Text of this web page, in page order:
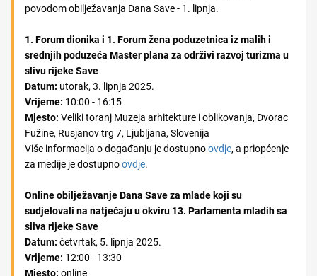
povodom obilježavanja Dana Save - 1. lipnja.
1. Forum dionika i 1. Forum žena poduzetnica iz malih i
srednjih poduzeća Master plana za održivi razvoj turizma u
slivu rijeke Save
Datum: utorak, 3. lipnja 2025.
Vrijeme: 10:00 - 16:15
Mjesto: Veliki toranj Muzeja arhitekture i oblikovanja, Dvorac
Fužine, Rusjanov trg 7, Ljubljana, Slovenija
Više informacija o događanju je dostupnoovdje, a priopćenje
za medije je dostupnoovdje.
Online obilježavanje Dana Save za mlade koji su
sudjelovali na natječaju u okviru 13. Parlamenta mladih sa
sliva rijeke Save
Datum: četvrtak, 5. lipnja 2025.
Vrijeme: 12:00 - 13:30
Mjesto: online